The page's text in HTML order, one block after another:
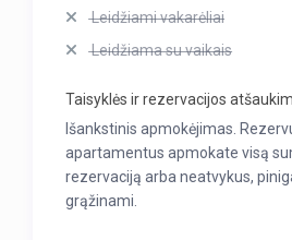
Leidžiami vakarėliai
Leidžiama su vaikais
Taisyklės ir rezervacijos
Išankstinis apmokėjimas.
apartamentus apmokate visą
rezervaciją arba neatvykus,
grąžinami.